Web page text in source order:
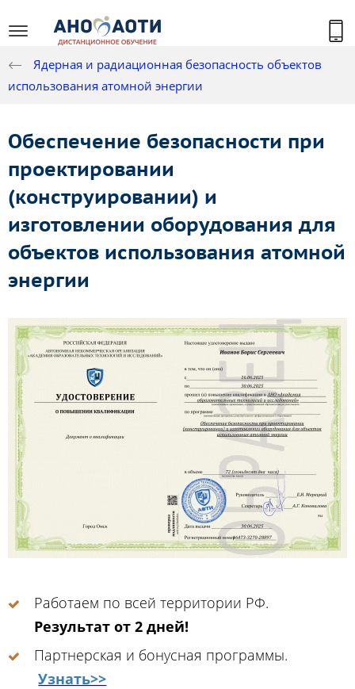
Ядерная и радиационная безопасность объектов
использования атомной энергии
Обеспечение безопасности при
проектировании
(конструировании) и
изготовлении оборудования для
объектов использования атомной
энергии
Работаем по всей территории РФ.
Результат от 2 дней!
Партнерская и бонусная программы.
Узнать>>